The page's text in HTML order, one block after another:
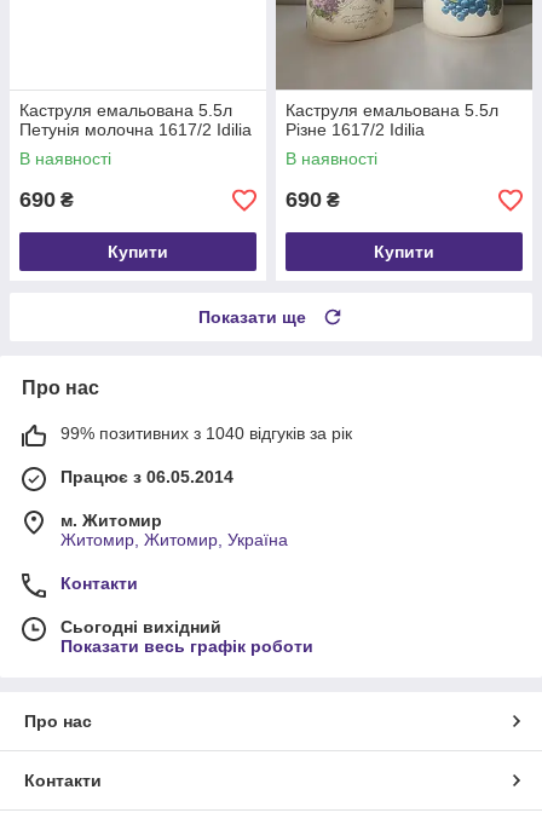
Каструля емальована 5.5л
Петунія молочна 1617/2 Idilia
В наявності
690 ₴
Купити
Каструля емальована 5.5л
Різне 1617/2 Idilia
В наявності
690 ₴
Купити
Показати ще
Про нас
99% позитивних з 1040 відгуків за рік
Працює з 06.05.2014
м. Житомир
Житомир, Житомир, Україна
Контакти
Сьогодні вихідний
Показати весь графік роботи
Про нас
Контакти